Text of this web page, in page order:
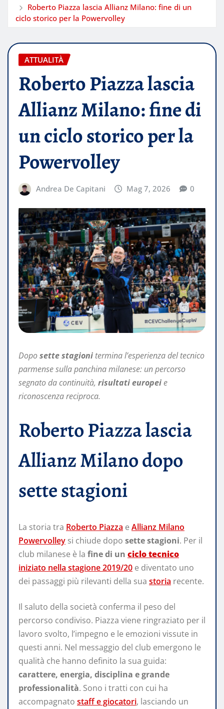
Roberto Piazza lascia Allianz Milano: fine di un
ciclo storico per la Powervolley
ATTUALITÀ
Roberto Piazza lascia
Allianz Milano: fine di
un ciclo storico per la
Powervolley
Andrea De Capitani Mag 7, 2026 0
Doposette stagioni termina l’esperienza del tecnico
parmense sulla panchina milanese: un percorso
segnato da continuità, risultati europeie
riconoscenza reciproca.
Roberto Piazza lascia
Allianz Milano dopo
sette stagioni
La storia tra Roberto Piazza e Allianz Milano
Powervolley si chiude dopo sette stagioni. Per il
club milanese è la fine di un ciclo tecnico
iniziato nella stagione 2019/20 e diventato uno
dei passaggi più rilevanti della sua storia recente.
Il saluto della società conferma il peso del
percorso condiviso. Piazza viene ringraziato per il
lavoro svolto, l’impegno e le emozioni vissute in
questi anni. Nel messaggio del club emergono le
qualità che hanno definito la sua guida:
carattere, energia, disciplina e grande
professionalità. Sono i tratti con cui ha
accompagnato staff e giocatori, lasciando un